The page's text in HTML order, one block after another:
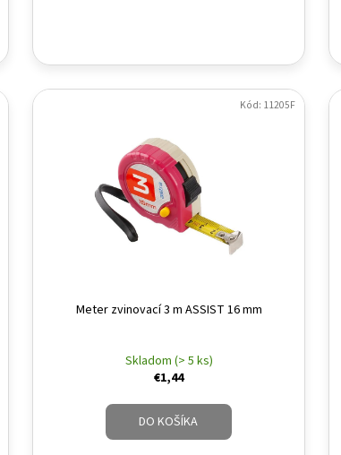
Meter zvinovací 3 m ASSIST 16 mm
Skladom (> 5 ks)
€1,44
DO KOŠÍKA
Kód: 11205F